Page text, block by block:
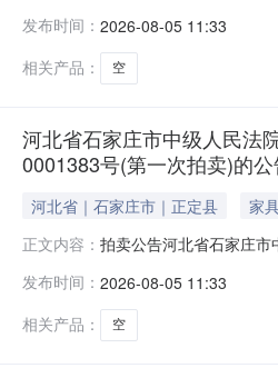
动产权第0001383号，用
发布时间： 2026-08-05 11:33
相关产品：
空
河北省石家庄市中级人民法
0001383号(第一次拍卖)的
河北省｜石家庄市｜正定县 家
正文内容： 拍卖公告河北省石家庄
动产权第0001383号，用
发布时间： 2026-08-05 11:33
相关产品：
空